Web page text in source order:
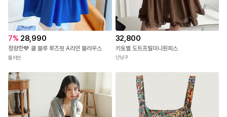
7% 28,990
청량한💙 쿨 블루 루즈핏 A라인 블라우스
뮬리안
32,800
키토벨 도트프릴미니원피스
난닝구